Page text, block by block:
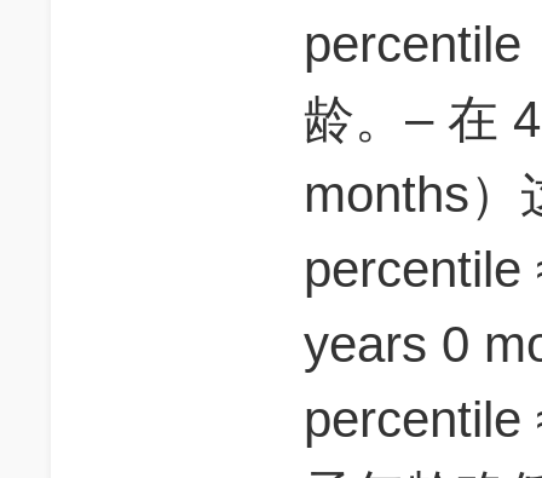
percentile
龄。– 在
months）
percentile
years 0
percentile